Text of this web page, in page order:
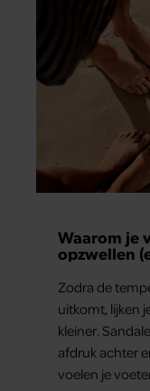
Waarom je
opzwellen
Zodra de
uitkomt, lijken
kleiner.
afdruk achter
voelen je